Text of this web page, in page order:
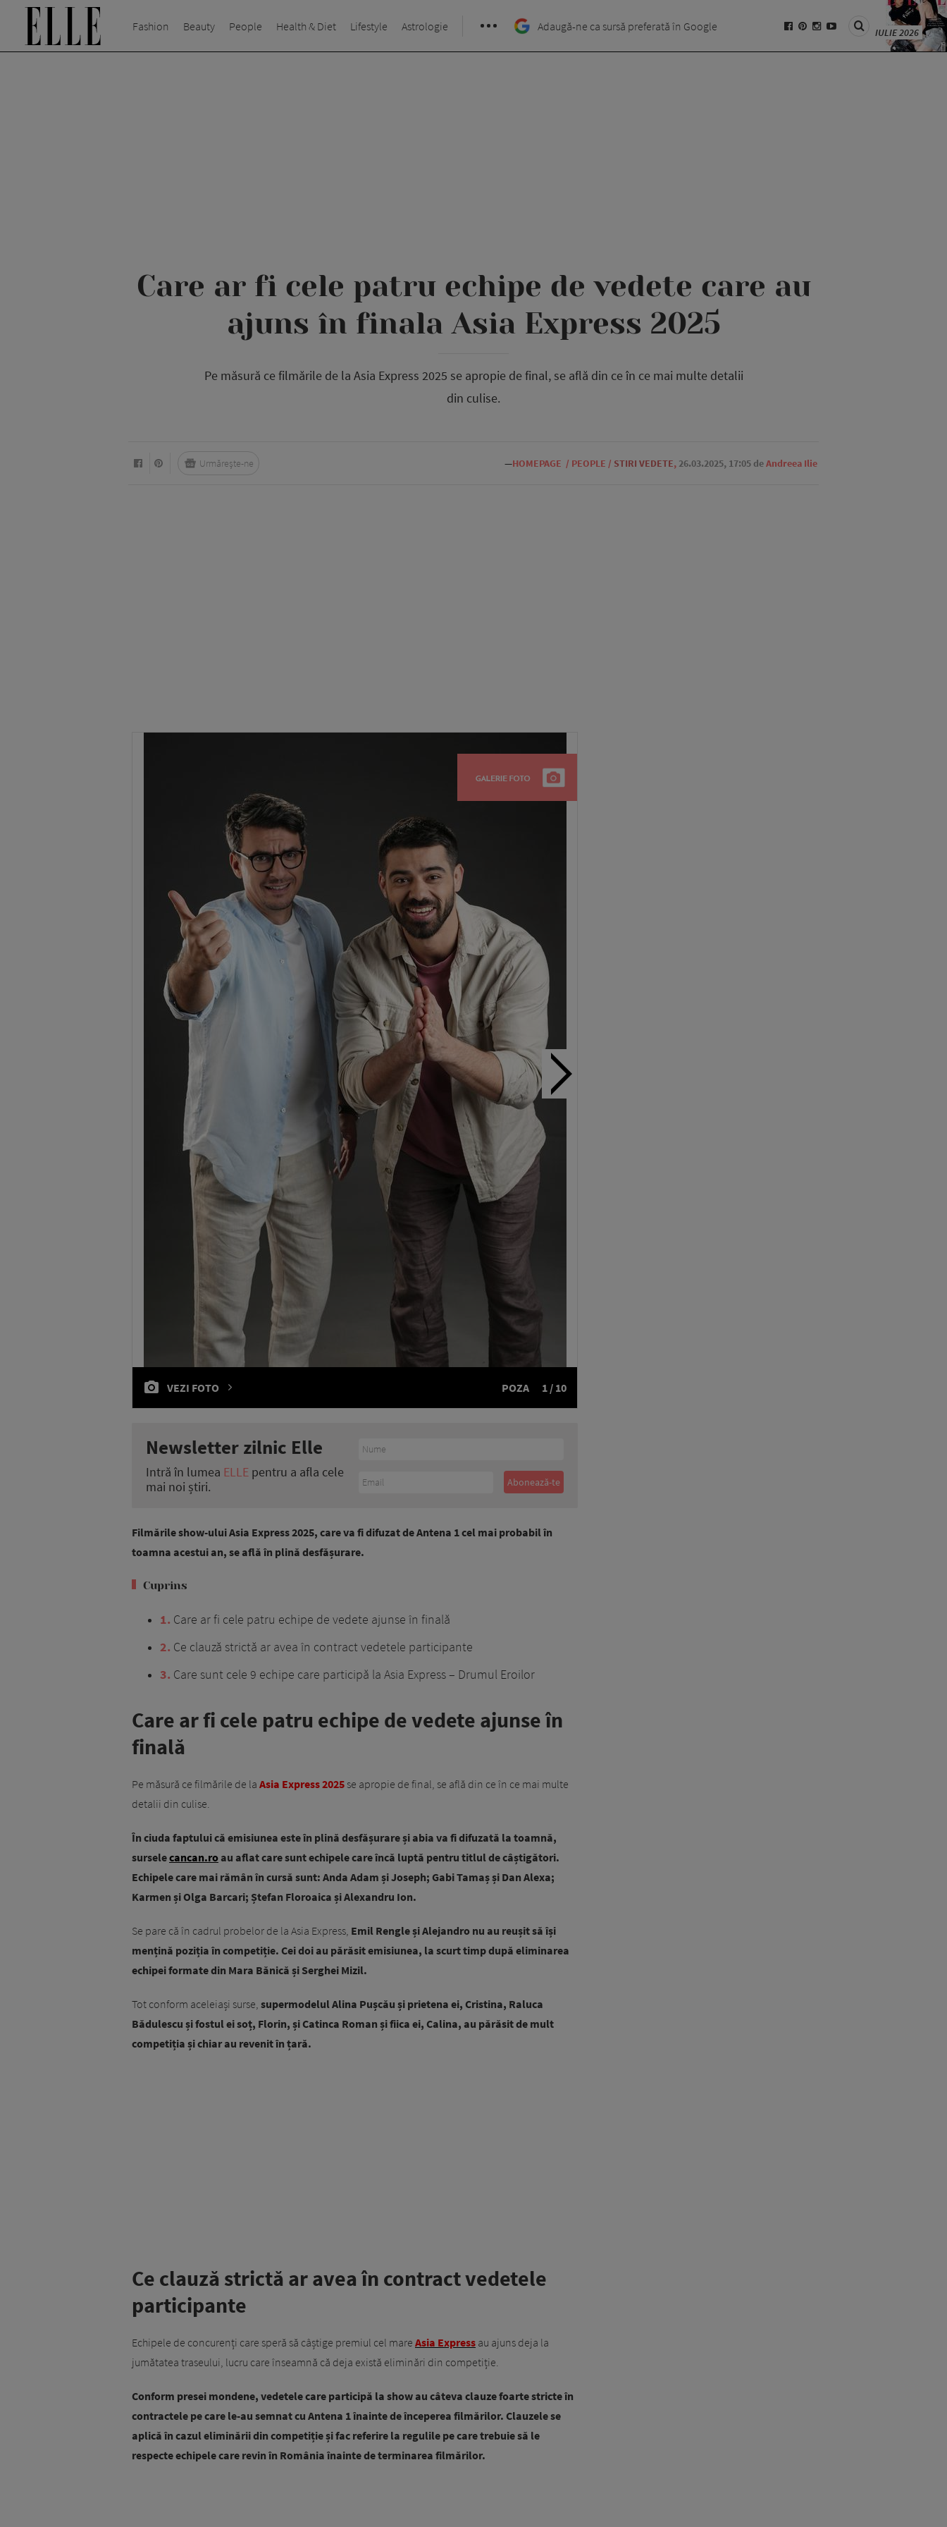
Fashion Beauty People Health & Diet Lifestyle Astrologie Adaugă-ne ca sursă preferată în Google IULIE 2026
Care ar fi cele patru echipe de vedete care au
ajuns în finala Asia Express 2025
Pe măsură ce filmările de la Asia Express 2025 se apropie de final, se află din ce în ce mai multe detalii
din culise.
—HOMEPAGE / PEOPLE / STIRI VEDETE, 26.03.2025, 17:05 deAndreea Ilie
Urmărește-ne
VEZI FOTO POZA 1 / 10
Newsletter zilnic Elle
Intră în lumea ELLE pentru a afla cele
mai noi știri.
Filmările show-ului Asia Express 2025, care va fi difuzat de Antena 1 cel mai probabil în
toamna acestui an, se află în plină desfășurare.
Cuprins
1 Care ar fi cele patru echipe de vedete ajunse în finală
2 Ce clauză strictă ar avea în contract vedetele participante
3 Care sunt cele 9 echipe care participă la Asia Express – Drumul Eroilor
Care ar fi cele patru echipe de vedete ajunse în
finală
Pe măsură ce filmările de la Asia Express 2025se apropie de final, se află din ce în ce mai multe
detalii din culise.
În ciuda faptului că emisiunea este în plină desfășurare și abia va fi difuzată la toamnă,
surselecancan.ro au aflat care sunt echipele care încă luptă pentru titlul de câștigători.
Echipele care mai rămân în cursă sunt: Anda Adam și Joseph; Gabi Tamaș și Dan Alexa;
Karmen și Olga Barcari; Ștefan Floroaica și Alexandru Ion.
Se pare că în cadrul probelor de la Asia Express, Emil Rengle și Alejandro nu au reușit să își
mențină poziția în competiție. Cei doi au părăsit emisiunea, la scurt timp după eliminarea
echipei formate din Mara Bănică și Serghei Mizil.
Tot conform aceleiași surse, supermodelul Alina Pușcău și prietena ei, Cristina, Raluca
Bădulescu și fostul ei soț, Florin, și Catinca Roman și fiica ei, Calina, au părăsit de mult
competiția și chiar au revenit în țară.
Ce clauză strictă ar avea în contract vedetele
participante
Echipele de concurenți care speră să câștige premiul cel mare Asia Express au ajuns deja la
jumătatea traseului, lucru care înseamnă că deja există eliminări din competiție.
Conform presei mondene, vedetele care participă la show au câteva clauze foarte stricte în
contractele pe care le-au semnat cu Antena 1 înainte de începerea filmărilor. Clauzele se
aplică în cazul eliminării din competiție și fac referire la regulile pe care trebuie să le
respecte echipele care revin în România înainte de terminarea filmărilor.